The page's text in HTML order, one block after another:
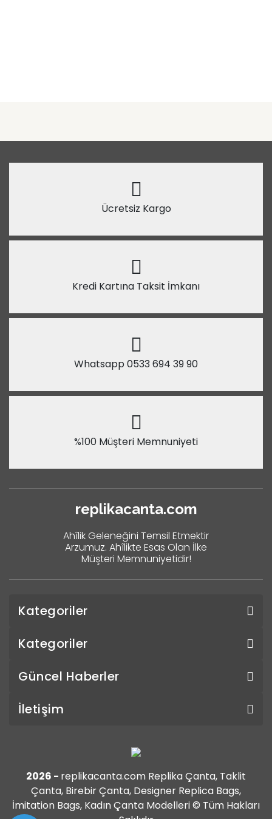
Ücretsiz Kargo
Kredi Kartına Taksit İmkanı
Whatsapp 0533 694 39 90
%100 Müşteri Memnuniyeti
replikacanta.com
Ahîlik Geleneğini Temsil Etmektir
Arzumuz. Ahîlikte Esas Olan İlke
Müşteri Memnuniyetidir!
Kategoriler
Kategoriler
Güncel Haberler
İletişim
2026 - replikacanta.com Replika Çanta, Taklit
Çanta, Birebir Çanta, Designer Replica Bags,
İmitation Bags, Kadın Çanta Modelleri © Tüm Hakları